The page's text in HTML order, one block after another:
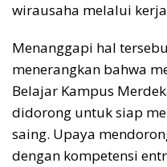
wirausaha melalui
Menanggapi hal
menerangkan bahwa
Belajar Kampus
didorong untuk siap
saing. Upaya
dengan kompetensi